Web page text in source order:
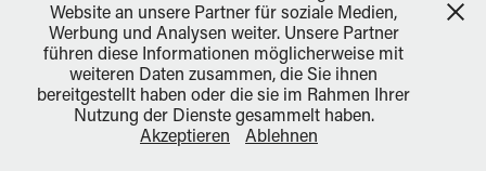
Website an unsere Partner für soziale Medien,
Werbung und Analysen weiter. Unsere Partner
führen diese Informationen möglicherweise mit
weiteren Daten zusammen, die Sie ihnen
bereitgestellt haben oder die sie im Rahmen Ihrer
Nutzung der Dienste gesammelt haben.
Akzeptieren
Ablehnen